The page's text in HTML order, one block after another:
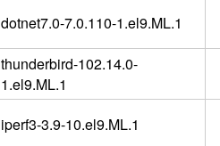
dotnet7.0-7.0.110-1.el9.ML.1
thunderbird-102.14.0-
1.el9.ML.1
iperf3-3.9-10.el9.ML.1